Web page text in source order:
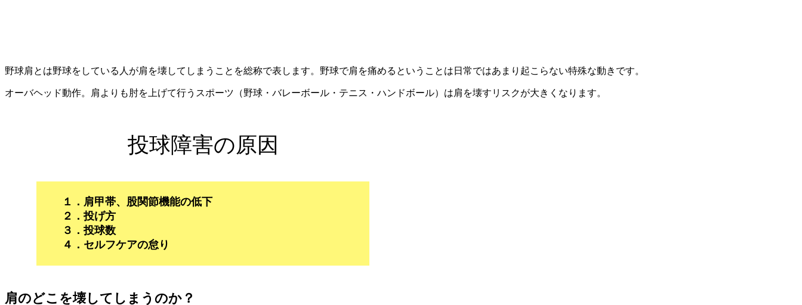
野球肩とは野球をしている人が肩を壊してしまうことを総称で表します。野球で肩を痛めるということは日常ではあまり起こらない特殊な動きです。
オーバヘッド動作。肩よりも肘を上げて行うスポーツ（野球・バレーボール・テニス・ハンドボール）は肩を壊すリスクが大きくなります。
投球障害の原因
１．肩甲帯、股関節機能の低下
２．投げ方
３．投球数
４．セルフケアの怠り
肩のどこを壊してしまうのか？